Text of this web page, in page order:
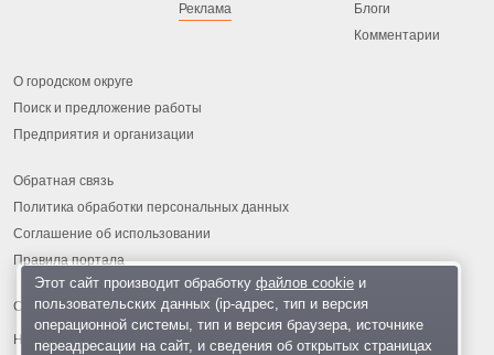
Реклама
Блоги
Комментарии
О городском округе
Поиск и предложение работы
Предприятия и организации
Обратная связь
Политика обработки персональных данных
Соглашение об использовании
Правила портала
На информационном ресурсе применяются рекомендательные
Этот сайт производит обработку файлов cookieи
пользовательских данных (ip-адрес, тип и версия
операционной системы, тип и версия браузера, источнике
переадресации на сайт, и сведения об открытых страницах